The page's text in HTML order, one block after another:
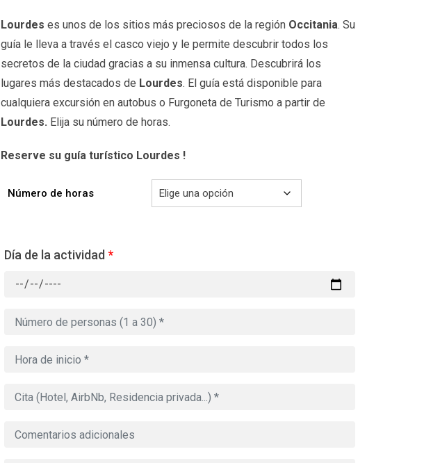
Lourdes es unos de los sitios más preciosos de la región Occitania. Su
guía le lleva a través el casco viejo y le permite descubrir todos los
secretos de la ciudad gracias a su inmensa cultura. Descubrirá los
lugares más destacados de Lourdes. El guía está disponible para
cualquiera excursión en autobus o Furgoneta de Turismo a partir de
Lourdes. Elija su número de horas.
Reserve su guía turístico Lourdes !
Número de horas
Día de la actividad *